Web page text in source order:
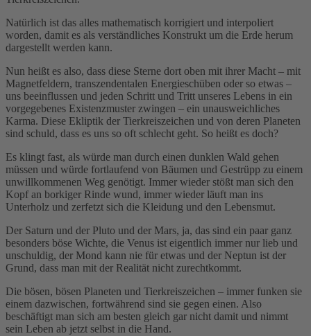
Natürlich ist das alles mathematisch korrigiert und interpoliert
worden, damit es als verständliches Konstrukt um die Erde herum
dargestellt werden kann.
Nun heißt es also, dass diese Sterne dort oben mit ihrer Macht – mit
Magnetfeldern, transzendentalen Energieschüben oder so etwas –
uns beeinflussen und jeden Schritt und Tritt unseres Lebens in ein
vorgegebenes Existenzmuster zwingen – ein unausweichliches
Karma. Diese Ekliptik der Tierkreiszeichen und von deren Planeten
sind schuld, dass es uns so oft schlecht geht. So heißt es doch?
Es klingt fast, als würde man durch einen dunklen Wald gehen
müssen und würde fortlaufend von Bäumen und Gestrüpp zu einem
unwillkommenen Weg genötigt. Immer wieder stößt man sich den
Kopf an borkiger Rinde wund, immer wieder läuft man ins
Unterholz und zerfetzt sich die Kleidung und den Lebensmut.
Der Saturn und der Pluto und der Mars, ja, das sind ein paar ganz
besonders böse Wichte, die Venus ist eigentlich immer nur lieb und
unschuldig, der Mond kann nie für etwas und der Neptun ist der
Grund, dass man mit der Realität nicht zurechtkommt.
Die bösen, bösen Planeten und Tierkreiszeichen – immer funken sie
einem dazwischen, fortwährend sind sie gegen einen. Also
beschäftigt man sich am besten gleich gar nicht damit und nimmt
sein Leben ab jetzt selbst in die Hand.